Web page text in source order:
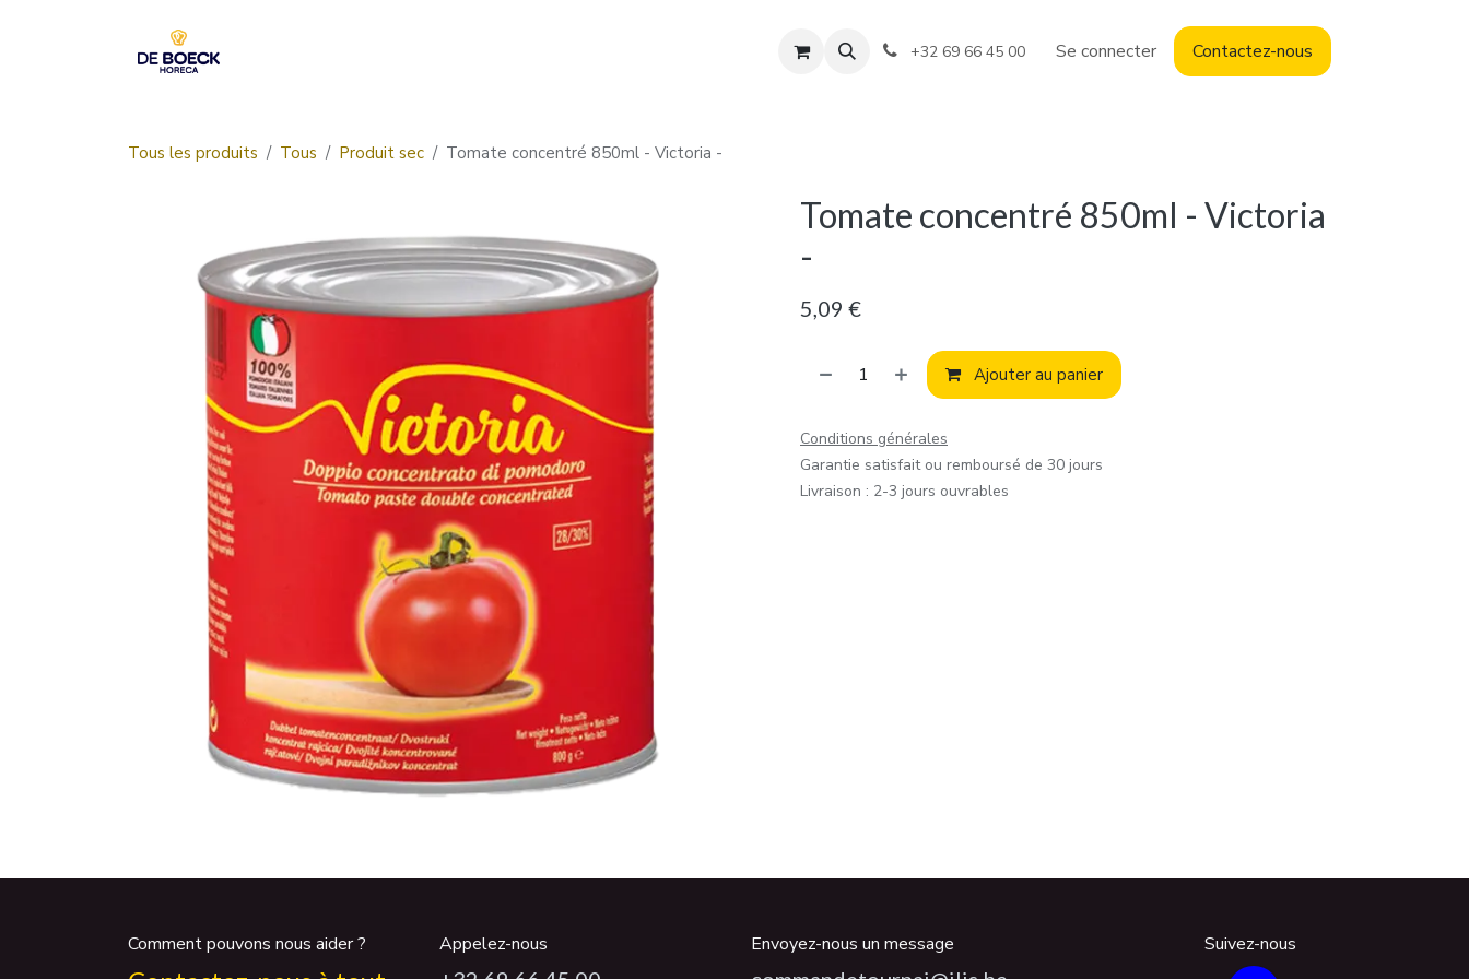
+32 69 66 45 00 Se connecter Contactez-nous
Tous les produits Tous Produit sec Tomate concentré 850ml - Victoria -
Tomate concentré 850ml - Victoria
-
5,09 €
Ajouter au panier
Conditions générales
Garantie satisfait ou remboursé de 30 jours
Livraison : 2-3 jours ouvrables
Comment pouvons nous aider ? Appelez-nous Envoyez-nous un message Suivez-nous